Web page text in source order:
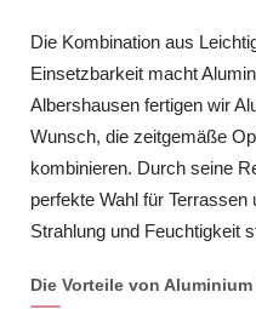
Die Kombination aus
Einsetzbarkeit macht
Albershausen fertigen wir
Wunsch, die zeitgemäße
kombinieren. Durch seine
perfekte Wahl für
Strahlung und Feuchtigkeit
Die Vorteile von